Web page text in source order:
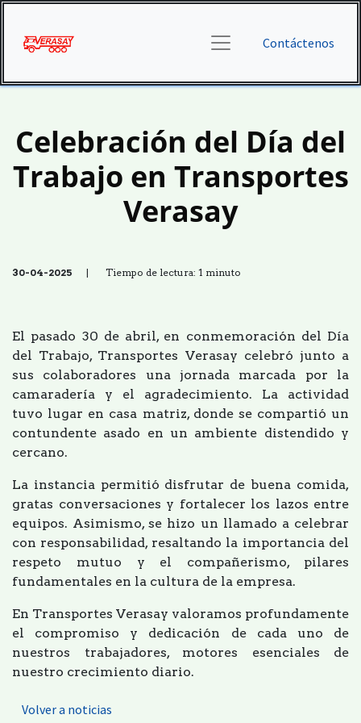
Contáctenos
Celebración del Día del
Trabajo en Transportes
Verasay
30-04-2025 | Tiempo de lectura: 1 minuto
El pasado 30 de abril, en conmemoración del Día
del Trabajo, Transportes Verasay celebró junto a
sus colaboradores una jornada marcada por la
camaradería y el agradecimiento. La actividad
tuvo lugar en casa matriz, donde se compartió un
contundente asado en un ambiente distendido y
cercano.
La instancia permitió disfrutar de buena comida,
gratas conversaciones y fortalecer los lazos entre
equipos. Asimismo, se hizo un llamado a celebrar
con responsabilidad, resaltando la importancia del
respeto mutuo y el compañerismo, pilares
fundamentales en la cultura de la empresa.
En Transportes Verasay valoramos profundamente
el compromiso y dedicación de cada uno de
nuestros trabajadores, motores esenciales de
nuestro crecimiento diario.
Volver a noticias